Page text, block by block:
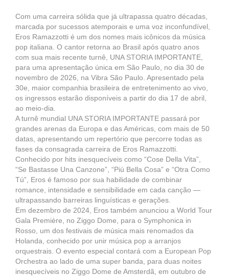
Com uma carreira sólida que já ultrapassa quatro décadas,
marcada por sucessos atemporais e uma voz inconfundível,
Eros Ramazzotti é um dos nomes mais icônicos da música
pop italiana. O cantor retorna ao Brasil após quatro anos
com sua mais recente turnê, UNA STORIA IMPORTANTE,
para uma apresentação única em São Paulo, no dia 30 de
novembro de 2026, na Vibra São Paulo. Apresentado pela
30e, maior companhia brasileira de entretenimento ao vivo,
os ingressos estarão disponíveis a partir do dia 17 de abril,
ao meio-dia.
A turnê mundial UNA STORIA IMPORTANTE passará por
grandes arenas da Europa e das Américas, com mais de 50
datas, apresentando um repertório que percorre todas as
fases da consagrada carreira de Eros Ramazzotti.
Conhecido por hits inesquecíveis como “Cose Della Vita”,
“Se Bastasse Una Canzone”, “Più Bella Cosa” e “Otra Como
Tú”, Eros é famoso por sua habilidade de combinar
romance, intensidade e sensibilidade em cada canção —
ultrapassando barreiras linguísticas e gerações.
Em dezembro de 2024, Eros também anunciou a World Tour
Gala Première, no Ziggo Dome, para o Symphonica in
Rosso, um dos festivais de música mais renomados da
Holanda, conhecido por unir música pop a arranjos
orquestrais. O evento especial contará com a European Pop
Orchestra ao lado de uma super banda, para duas noites
inesquecíveis no Ziggo Dome de Amsterdã, em outubro de